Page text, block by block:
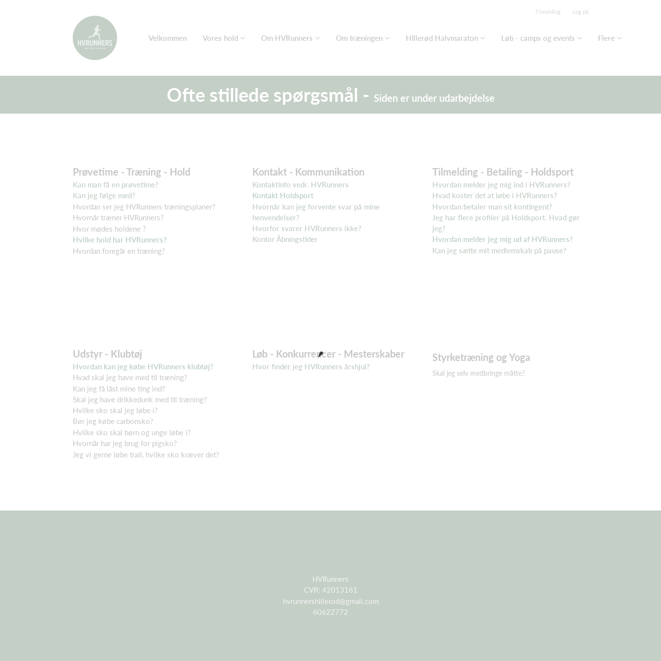
Tilmelding Log på
Velkommen Vores hold Om HVRunners Om træningen HIllerød Halvmaraton Løb - camps og events Flere
Ofte stillede spørgsmål - Siden er under udarbejdelse
Prøvetime - Træning - Hold
Kan man få en prøvetime?
Kan jeg følge med?
Hvordan ser jeg HVRunners træningsplaner?
Hvornår træner HVRunners?
Hvor mødes holdene ?
Hvilke hold har HVRunners?
Hvordan foregår en træning?
Kontakt - Kommunikation
Kontaktinfo vedr. HVRunners
Kontakt Holdsport
Hvornår kan jeg forvente svar på mine
henvendelser?
Hvorfor svarer HVRunners ikke?
Kontor Åbningstider
Tilmelding - Betaling - Holdsport
Hvordan melder jeg mig ind i HVRunners?
Hvad koster det at løbe i HVRunners?
Hvordan betaler man sit kontingent?
Jeg har flere profiler på Holdsport. Hvad gør
jeg?
Hvordan melder jeg mig ud af HVRunners?
Kan jeg sætte mit medlemskab på pause?
Udstyr - Klubtøj
Hvordan kan jeg købe HVRunners klubtøj?
Hvad skal jeg have med til træning?
Kan jeg få låst mine ting ind?
Skal jeg have drikkedunk med til træning?
Hvilke sko skal jeg løbe i?
Bør jeg købe carbonsko?
Hvilke sko skal børn og unge løbe i?
Hvornår har jeg brug for pigsko?
Jeg vi gerne løbe trail, hvilke sko kræver det?
Løb - Konkurrencer - Mesterskaber
Hvor finder jeg HVRunners årshjul?
Styrketræning og Yoga
Skal jeg selv medbringe måtte?
HVRunners
CVR: 42013161
hvrunnershillerod@gmail.com
60622772